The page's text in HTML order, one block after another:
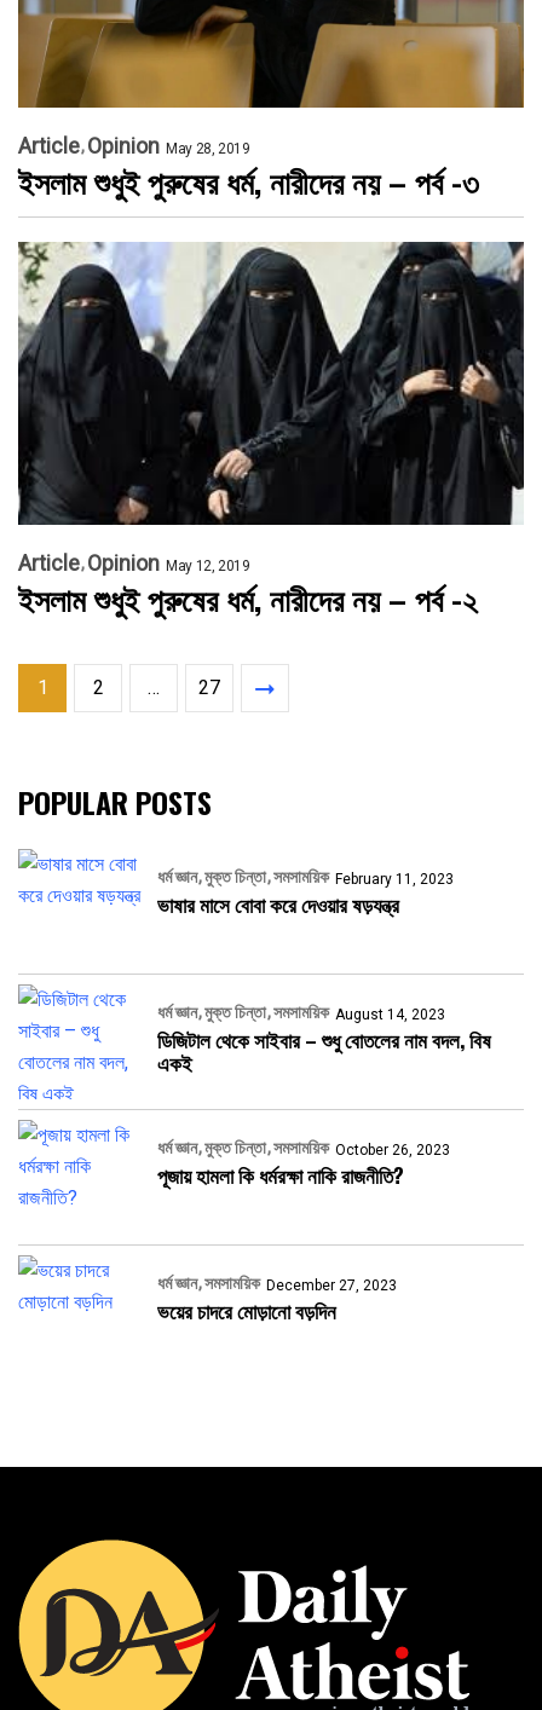
Article Opinion May 28, 2019
ইসলাম শুধুই পুরুষের ধর্ম, নারীদের নয় – পর্ব -৩
Article Opinion May 12, 2019
ইসলাম শুধুই পুরুষের ধর্ম, নারীদের নয় – পর্ব -২
1 2 … 27
POPULAR POSTS
ধর্ম জ্ঞান মুক্ত চিন্তা সমসাময়িক February 11, 2023
ভাষার মাসে বোবা করে দেওয়ার ষড়যন্ত্র
ধর্ম জ্ঞান মুক্ত চিন্তা সমসাময়িক August 14, 2023
ডিজিটাল থেকে সাইবার – শুধু বোতলের নাম বদল, বিষ
একই
ধর্ম জ্ঞান মুক্ত চিন্তা সমসাময়িক October 26, 2023
পূজায় হামলা কি ধর্মরক্ষা নাকি রাজনীতি?
ধর্ম জ্ঞান সমসাময়িক December 27, 2023
ভয়ের চাদরে মোড়ানো বড়দিন